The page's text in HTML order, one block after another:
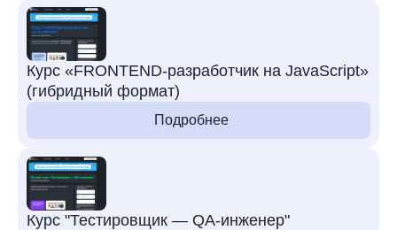
Курс «FRONTEND-разработчик на JavaScript»
(гибридный формат)
Подробнее
Курс "Тестировщик — QA-инженер"